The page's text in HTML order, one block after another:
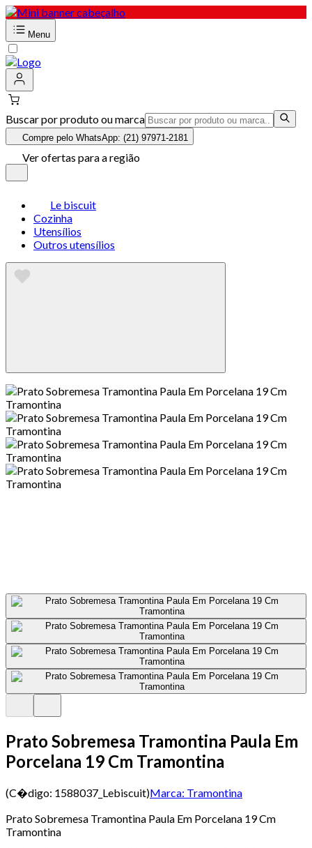
Menu
Buscar por produto ou marca
Compre pelo WhatsApp: (21) 97971-2181
Ver ofertas para a região
Le biscuit
Cozinha
Utensílios
Outros utensílios
Prato Sobremesa Tramontina Paula Em
Porcelana 19 Cm Tramontina
(C�digo: 1588037_Lebiscuit)Marca: Tramontina
Prato Sobremesa Tramontina Paula Em Porcelana 19 Cm
Tramontina